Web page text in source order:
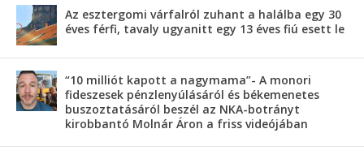
Az esztergomi várfalról zuhant a halálba egy 30
éves férfi, tavaly ugyanitt egy 13 éves fiú esett le
“10 milliót kapott a nagymama”- A monori
fideszesek pénzlenyúlásáról és békemenetes
buszoztatásáról beszél az NKA-botrányt
kirobbantó Molnár Áron a friss videójában